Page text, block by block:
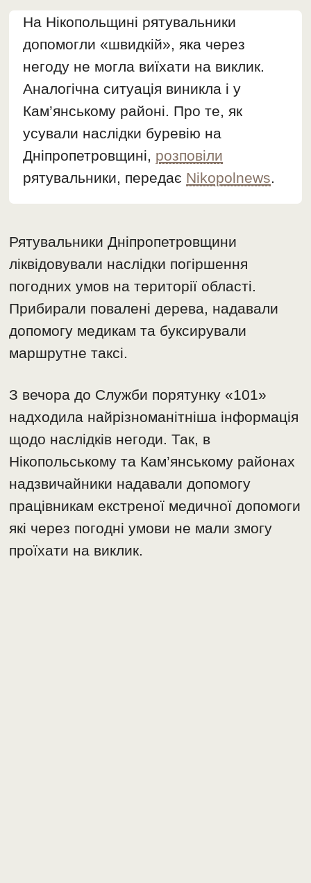
На Нікопольщині рятувальники
допомогли «швидкій», яка через
негоду не могла виїхати на виклик.
Аналогічна ситуація виникла і у
Кам’янському районі. Про те, як
усували наслідки буревію на
Дніпропетровщині, розповіли
рятувальники, передає Nikopolnews.
Рятувальники Дніпропетровщини
ліквідовували наслідки погіршення
погодних умов на території області.
Прибирали повалені дерева, надавали
допомогу медикам та буксирували
маршрутне таксі.
З вечора до Служби порятунку «101»
надходила найрізноманітніша інформація
щодо наслідків негоди. Так, в
Нікопольському та Кам’янському районах
надзвичайники надавали допомогу
працівникам екстреної медичної допомоги
які через погодні умови не мали змогу
проїхати на виклик.